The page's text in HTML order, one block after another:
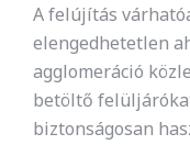
A felújítás
elengedhetetlen
agglomeráció
betöltő
biztonságosan